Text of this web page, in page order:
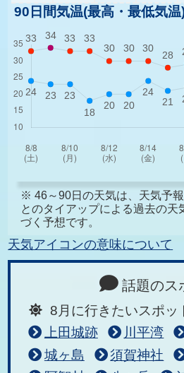
90日間気温(最高・最低気温
※ 46～90日の天気は、天気予
とのタイアップによる過去の天
づく予想です。
天気アイコンの意味について
話題のス
8月に行きたいスポッ
上田城跡
川平湾
城ヶ島
須賀神社